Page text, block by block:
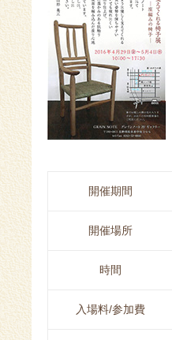
開催期間
開催場所
時間
入場料/参加費